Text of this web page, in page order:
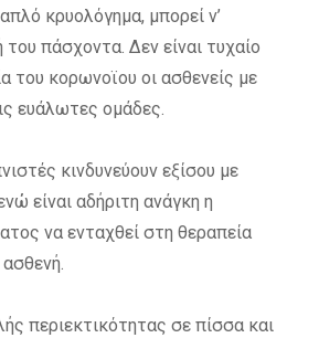
κρυολόγημα, μπορεί ν’
του πάσχοντα. Δεν είναι τυχαίο
του κορωνοϊου οι ασθενείς με
ευάλωτες ομάδες.
κινδυνεύουν εξίσου με
είναι αδήριτη ανάγκη η
να ενταχθεί στη θεραπεία
περιεκτικότητας σε πίσσα και